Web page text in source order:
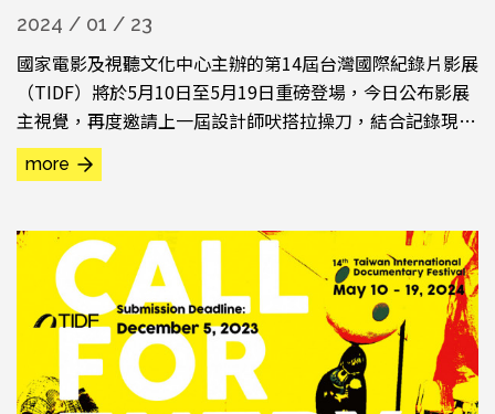
2024 / 01 / 23
國家電影及視聽文化中心主辦的第14屆台灣國際紀錄片影展
（TIDF）將於5月10日至5月19日重磅登場，今日公布影展
主視覺，再度邀請上一屆設計師吠搭拉操刀，結合記錄現
實、再創真實、檔案影像、程式語言等影展諸多單元重要元
素，從「時光台灣：流離島影」單元中短片《噤聲三角》延
謂「真實」。
more